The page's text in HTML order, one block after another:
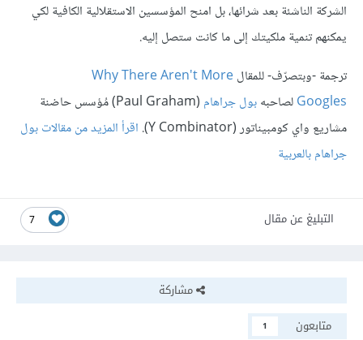
الشركة الناشئة بعد شرائها، بل امنح المؤسسين الاستقلالية الكافية لكي
يمكنهم تنمية ملكيتك إلى ما كانت ستصل إليه.
ترجمة -وبتصرّف- للمقالWhy There Aren't More
Googlesلصاحبهبول جراهام
(Paul Graham) مُؤسس حاضنة
مشاريع واي كومبيناتور (Y Combinator).
اقرأ المزيد من مقالات بول
جراهام بالعربية
7 التبليغ عن مقال
مشاركة
متابعون
1